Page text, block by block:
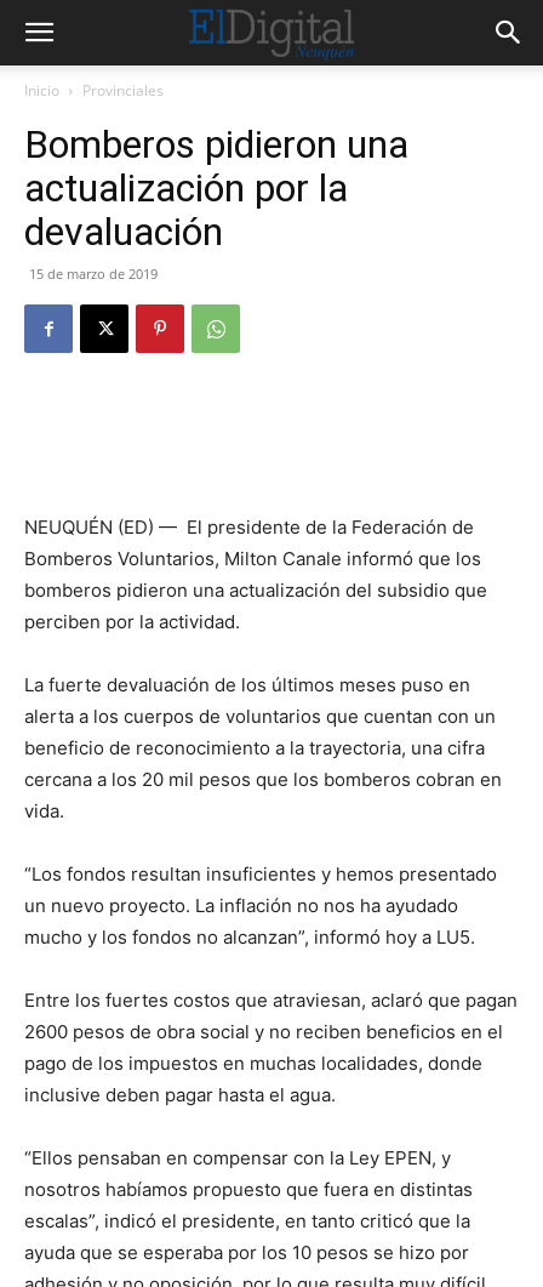
Inicio Provinciales
Bomberos pidieron una
actualización por la
devaluación
15 de marzo de 2019
NEUQUÉN (ED) — El presidente de la Federación de
Bomberos Voluntarios, Milton Canale informó que los
bomberos pidieron una actualización del subsidio que
perciben por la actividad.
La fuerte devaluación de los últimos meses puso en
alerta a los cuerpos de voluntarios que cuentan con un
beneficio de reconocimiento a la trayectoria, una cifra
cercana a los 20 mil pesos que los bomberos cobran en
vida.
“Los fondos resultan insuficientes y hemos presentado
un nuevo proyecto. La inflación no nos ha ayudado
mucho y los fondos no alcanzan”, informó hoy a LU5.
Entre los fuertes costos que atraviesan, aclaró que pagan
2600 pesos de obra social y no reciben beneficios en el
pago de los impuestos en muchas localidades, donde
inclusive deben pagar hasta el agua.
“Ellos pensaban en compensar con la Ley EPEN, y
nosotros habíamos propuesto que fuera en distintas
escalas”, indicó el presidente, en tanto criticó que la
ayuda que se esperaba por los 10 pesos se hizo por